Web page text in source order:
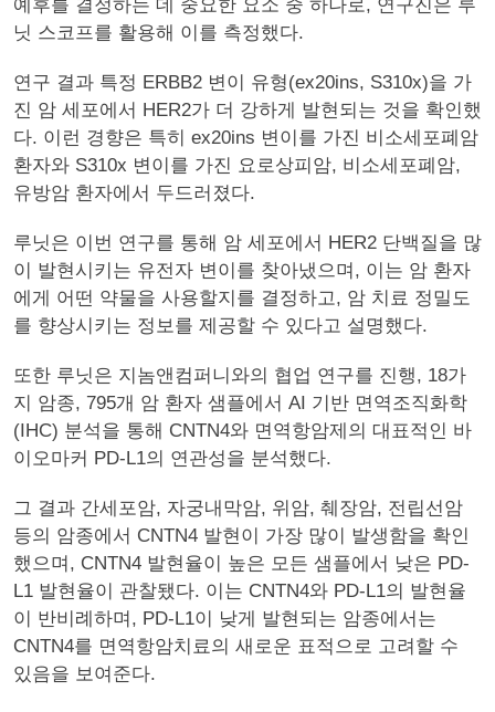
예후를 결정하는 데 중요한 요소 중 하나로, 연구진은 루
닛 스코프를 활용해 이를 측정했다.
연구 결과 특정 ERBB2 변이 유형(ex20ins, S310x)을 가
진 암 세포에서 HER2가 더 강하게 발현되는 것을 확인했
다. 이런 경향은 특히 ex20ins 변이를 가진 비소세포폐암
환자와 S310x 변이를 가진 요로상피암, 비소세포폐암,
유방암 환자에서 두드러졌다.
루닛은 이번 연구를 통해 암 세포에서 HER2 단백질을 많
이 발현시키는 유전자 변이를 찾아냈으며, 이는 암 환자
에게 어떤 약물을 사용할지를 결정하고, 암 치료 정밀도
를 향상시키는 정보를 제공할 수 있다고 설명했다.
또한 루닛은 지놈앤컴퍼니와의 협업 연구를 진행, 18가
지 암종, 795개 암 환자 샘플에서 AI 기반 면역조직화학
(IHC) 분석을 통해 CNTN4와 면역항암제의 대표적인 바
이오마커 PD-L1의 연관성을 분석했다.
그 결과 간세포암, 자궁내막암, 위암, 췌장암, 전립선암
등의 암종에서 CNTN4 발현이 가장 많이 발생함을 확인
했으며, CNTN4 발현율이 높은 모든 샘플에서 낮은 PD-
L1 발현율이 관찰됐다. 이는 CNTN4와 PD-L1의 발현율
이 반비례하며, PD-L1이 낮게 발현되는 암종에서는
CNTN4를 면역항암치료의 새로운 표적으로 고려할 수
있음을 보여준다.